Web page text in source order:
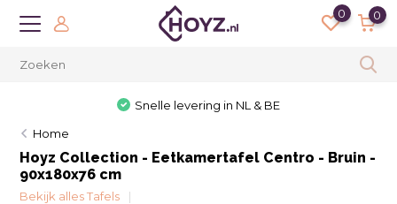
0 0
Snelle levering in NL & BE
Home
Hoyz Collection - Eetkamertafel Centro - Bruin -
90x180x76 cm
Bekijk alles Tafels